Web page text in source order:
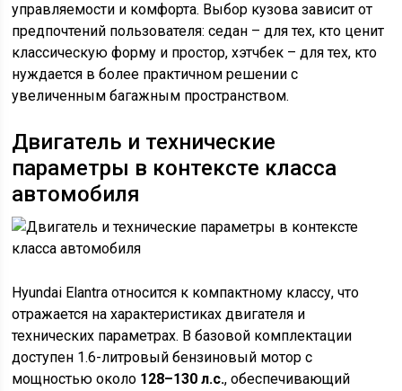
управляемости и комфорта. Выбор кузова зависит от
предпочтений пользователя: седан – для тех, кто ценит
классическую форму и простор, хэтчбек – для тех, кто
нуждается в более практичном решении с
увеличенным багажным пространством.
Двигатель и технические
параметры в контексте класса
автомобиля
Hyundai Elantra относится к компактному классу, что
отражается на характеристиках двигателя и
технических параметрах. В базовой комплектации
доступен 1.6-литровый бензиновый мотор с
мощностью около 128–130 л.с., обеспечивающий